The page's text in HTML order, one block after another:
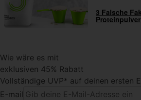
3 Falsche
Proteinpulver
Wie wäre es mit
exklusiven 45% Rabatt
Vollständige UVP* auf deinen ersten
E-mail